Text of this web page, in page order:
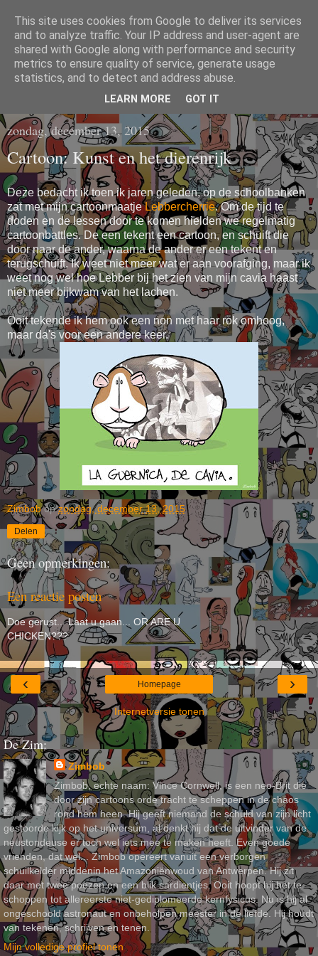
CARTOONS EN
ILLUSTRATIES
zondag, december 13, 2015
Cartoon: Kunst en het dierenrijk
Deze bedacht ik toen ik jaren geleden, op de schoolbanken
zat met mijn cartoonmaatjeLebbercherrie. Om de tijd te
doden en de lessen door te komen hielden we regelmatig
cartoonbattles. De een tekent een cartoon, en schuift die
door naar de ander, waarna de ander er een tekent en
terugschuift. Ik weet niet meer wat er aan voorafging, maar ik
weet nog wel hoe Lebber bij het zien van mijn cavia haast
niet meer bijkwam van het lachen.
Ooit tekende ik hem ook een non met haar rok omhoog,
maar da's voor een andere keer.
Zimbob opzondag, december 13, 2015
Delen
Geen opmerkingen:
Een reactie posten
Doe gerust... Laat u gaan... OR ARE U
CHICKEN???
‹ ›
Homepage
Internetversie tonen
De Zim:
Zimbob
Zimbob, echte naam: Vince Cornwell, is een neo-Brit die
door zijn cartoons orde tracht te scheppen in de chaos
rond hem heen. Hij geeft niemand de schuld van zijn licht
gestoorde kijk op het universum, al denkt hij dat de uitvinder van de
neustondeuse er toch wel iets mee te maken heeft. Even goede
vrienden, dat wel... Zimbob opereert vanuit een verborgen
schuilkelder middenin het Amazoniënwoud van Antwerpen. Hij zit
daar met twee poezen en een blik sardientjes. Ooit hoopt hij het te
schoppen tot allereerste niet-gediplomeerde kernfysicus. Nu is hij al
ongeschoold astronaut en onbeholpen meester in de liefde. Hij houdt
van tekenen, schrijven en tenen.
Mijn volledige profiel tonen
This site uses cookies from Google to deliver its services
and to analyze traffic. Your IP address and user-agent are
shared with Google along with performance and security
metrics to ensure quality of service, generate usage
statistics, and to detect and address abuse.
LEARN MORE GOT IT